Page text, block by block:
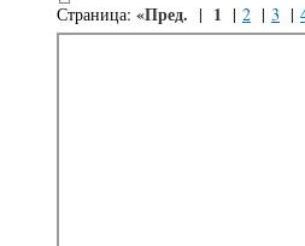
Страница: «Пред. | 1 | 2 | 3 |